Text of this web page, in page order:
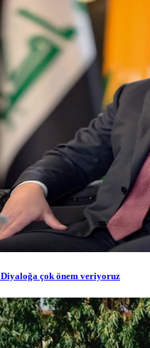
çok önem veriyoruz